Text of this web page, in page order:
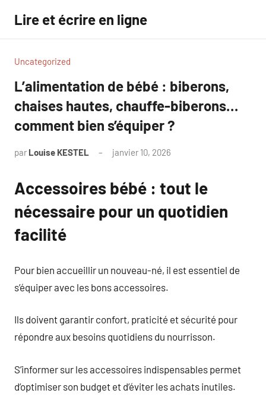
contenu
Lire et écrire en ligne
Uncategorized
L’alimentation de bébé : biberons,
chaises hautes, chauffe-biberons…
comment bien s’équiper ?
par Louise KESTEL janvier 10, 2026
Accessoires bébé : tout le
nécessaire pour un quotidien
facilité
Pour bien accueillir un nouveau-né, il est essentiel de
s’équiper avec les bons accessoires.
Ils doivent garantir confort, praticité et sécurité pour
répondre aux besoins quotidiens du nourrisson.
S’informer sur les accessoires indispensables permet
d’optimiser son budget et d’éviter les achats inutiles.